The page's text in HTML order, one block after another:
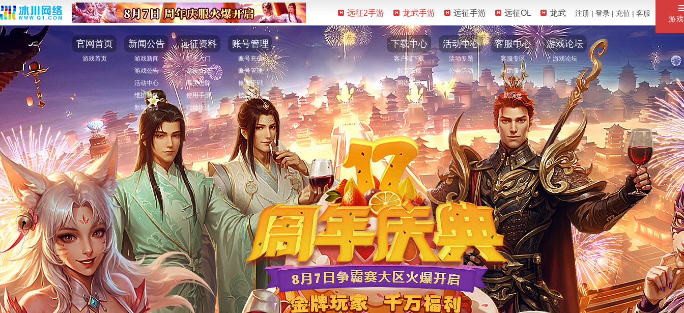
游
远征2手游 龙武手游 远征手游 远征OL 龙武 注册 | 登录 | 充值 | 客服
官网首页
游戏首页
新闻公告
游戏新闻
游戏公告
活动中心
维护新闻
新闻热点
远征资料
新手入门
系统介绍
高手进阶
使用手册
活动玩法
账号管理
账号充值
账号管理
修改密码
被盗找回
下载中心
客户端下载
影音下载
周边下载
活动中心
活动专题
公会活动
客服中心
客服专区
自助服务
常见问题
防沉迷
游戏论坛
游戏论坛